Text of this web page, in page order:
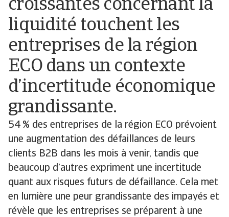
croissantes concernant la
liquidité touchent les
entreprises de la région
ECO dans un contexte
d’incertitude économique
grandissante.
54 % des entreprises de la région ECO prévoient
une augmentation des défaillances de leurs
clients B2B dans les mois à venir, tandis que
beaucoup d’autres expriment une incertitude
quant aux risques futurs de défaillance. Cela met
en lumière une peur grandissante des impayés et
révèle que les entreprises se préparent à une